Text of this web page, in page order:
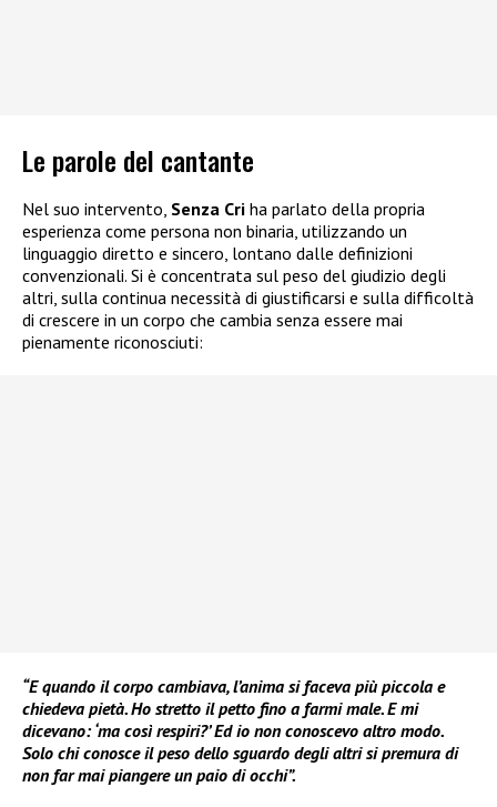
Le parole del cantante
Nel suo intervento, Senza Cri ha parlato della propria
esperienza come persona non binaria, utilizzando un
linguaggio diretto e sincero, lontano dalle definizioni
convenzionali. Si è concentrata sul peso del giudizio degli
altri, sulla continua necessità di giustificarsi e sulla difficoltà
di crescere in un corpo che cambia senza essere mai
pienamente riconosciuti:
“E quando il corpo cambiava, l’anima si faceva più piccola e
chiedeva pietà. Ho stretto il petto fino a farmi male. E mi
dicevano: ‘ma così respiri?’ Ed io non conoscevo altro modo.
Solo chi conosce il peso dello sguardo degli altri si premura di
non far mai piangere un paio di occhi”.